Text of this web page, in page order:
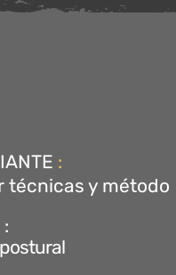
:
técnicas y método
: